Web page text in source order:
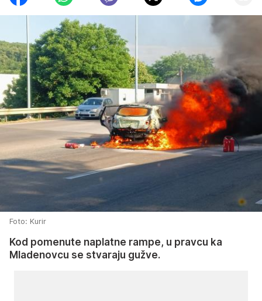
Foto: Kurir
Kod pomenute naplatne rampe, u pravcu ka
Mladenovcu se stvaraju gužve.